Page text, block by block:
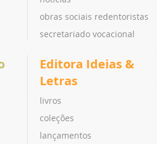
obras sociais redentoristas
secretariado vocacional
Editora Ideias &
Letras
livros
coleções
lançamentos